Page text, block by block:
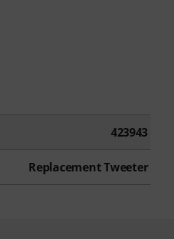
423943
Replacement Tweeter